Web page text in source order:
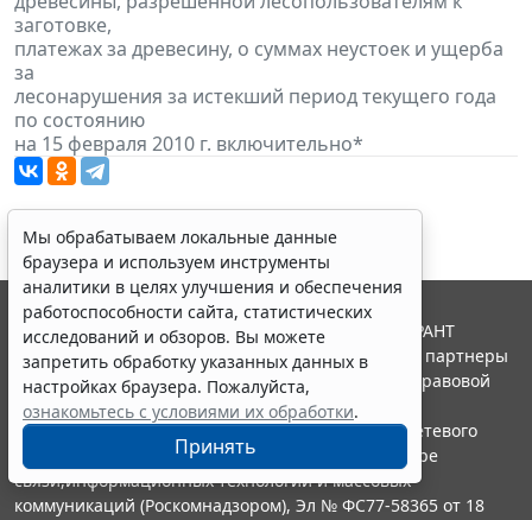
заготовке,
платежах за древесину, о суммах неустоек и ущерба
за
лесонарушения за истекший период текущего года
по состоянию
на 15 февраля 2010 г. включительно*
Мы обрабатываем локальные данные
браузера и используем инструменты
аналитики в целях улучшения и обеспечения
работоспособности сайта, статистических
исследований и обзоров. Вы можете
запретить обработку указанных данных в
настройках браузера. Пожалуйста,
ознакомьтесь с условиями их обработки.
Принять
© ООО "НПП "ГАРАНТ-СЕРВИС", 2026. Система ГАРАНТ
выпускается с 1990 года. Компания "Гарант" и ее партнеры
являются участниками Российской ассоциации правовой
информации ГАРАНТ.
Портал ГАРАНТ.РУ зарегистрирован в качестве сетевого
издания Федеральной службой по надзору в сфере
связи,информационных технологий и массовых
коммуникаций (Роскомнадзором), Эл № ФС77-58365 от 18